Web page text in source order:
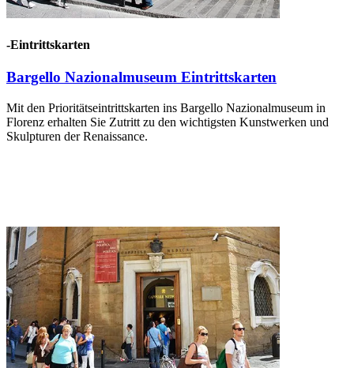
-Eintrittskarten
Bargello Nazionalmuseum Eintrittskarten
Mit den Prioritätseintrittskarten ins Bargello Nazionalmuseum in
Florenz erhalten Sie Zutritt zu den wichtigsten Kunstwerken und
Skulpturen der Renaissance.